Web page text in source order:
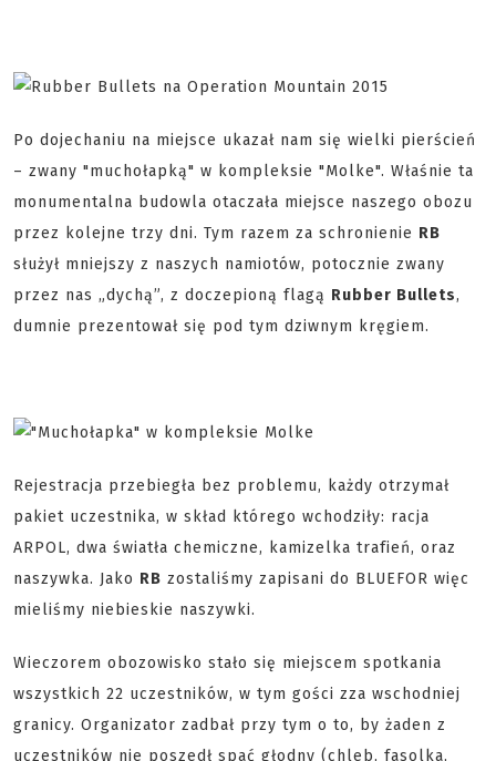
Po dojechaniu na miejsce ukazał nam się wielki pierścień
– zwany "muchołapką" w kompleksie "Molke". Właśnie ta
monumentalna budowla otaczała miejsce naszego obozu
przez kolejne trzy dni. Tym razem za schronienie RB
służył mniejszy z naszych namiotów, potocznie zwany
przez nas „dychą”, z doczepioną flagą Rubber Bullets,
dumnie prezentował się pod tym dziwnym kręgiem.
Rejestracja przebiegła bez problemu, każdy otrzymał
pakiet uczestnika, w skład którego wchodziły: racja
ARPOL, dwa światła chemiczne, kamizelka trafień, oraz
naszywka. Jako RB zostaliśmy zapisani do BLUEFOR więc
mieliśmy niebieskie naszywki.
Wieczorem obozowisko stało się miejscem spotkania
wszystkich 22 uczestników, w tym gości zza wschodniej
granicy. Organizator zadbał przy tym o to, by żaden z
uczestników nie poszedł spać głodny (chleb, fasolka,